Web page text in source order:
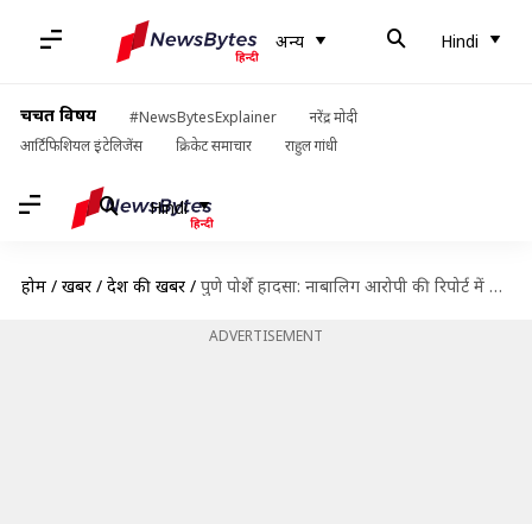
अन्य Hindi
चर्चित विषय #NewsBytesExplainer
नरेंद्र मोदी
आर्टिफिशियल इंटेलिजेंस
क्रिकेट समाचार राहुल गांधी
Hindi
होम / खबरें / देश की खबरें / पुणे पोर्शे हादसा: नाबालिग आरोपी की रिपोर्ट में हेरफेर करने के आरोप में 2 डॉक्टर गिरफ्तार
ADVERTISEMENT